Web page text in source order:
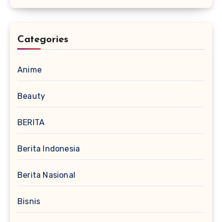
Categories
Anime
Beauty
BERITA
Berita Indonesia
Berita Nasional
Bisnis